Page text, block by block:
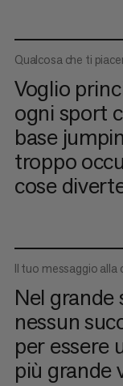
Qualcosa che ti
Voglio
ogni sport
base
troppo
cose
Il tuo messaggio
Nel grande
nessun
per essere
più grande